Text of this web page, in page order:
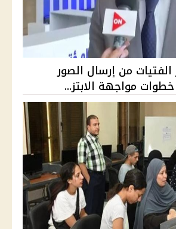
الفتيات من إرسال الصور
مواجهة الابتز...